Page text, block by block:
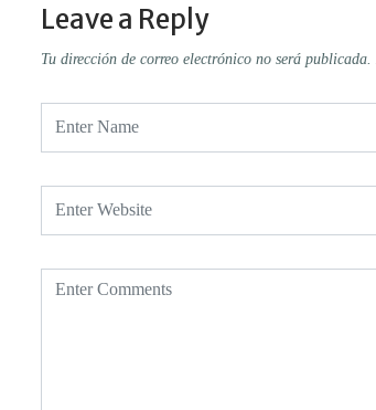
Leave a Reply
Tu dirección de correo electrónico no será publicada.